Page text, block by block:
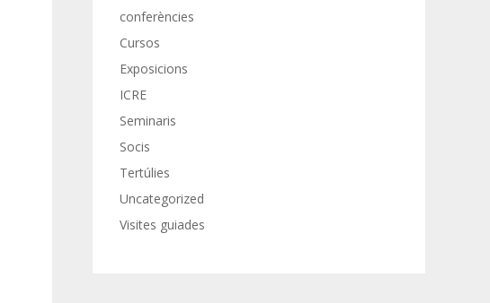
conferències
Cursos
Exposicions
ICRE
Seminaris
Socis
Tertúlies
Uncategorized
Visites guiades